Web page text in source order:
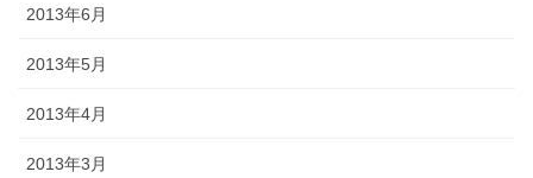
2013年6月
2013年5月
2013年4月
2013年3月